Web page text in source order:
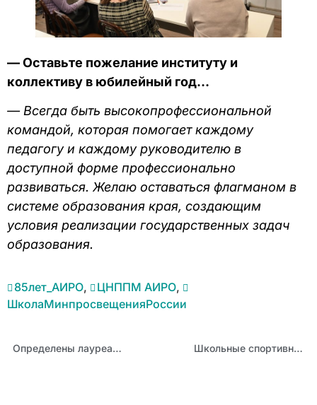
— Оставьте пожелание институту и
коллективу в юбилейный год…
— Всегда быть высокопрофессиональной
командой, которая помогает каждому
педагогу и каждому руководителю в
доступной форме профессионально
развиваться. Желаю оставаться флагманом в
системе образования края, создающим
условия реализации государственных задач
образования.
85лет_АИРО, ЦНППМ АИРО,
ШколаМинпросвещенияРоссии
Определены лауреаты Губернаторской премии имени Петра Столыпина в 2024 году Школьные спортивные клубы представят Алтайский край на всероссийском уровне